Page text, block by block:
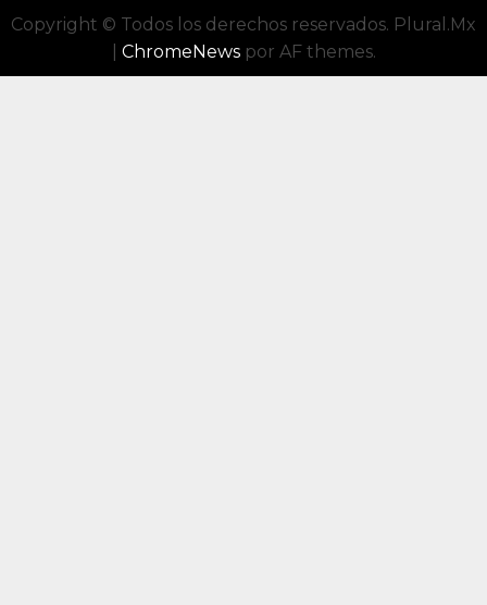
Copyright © Todos los derechos reservados. Plural.Mx
ChromeNewspor AF themes.